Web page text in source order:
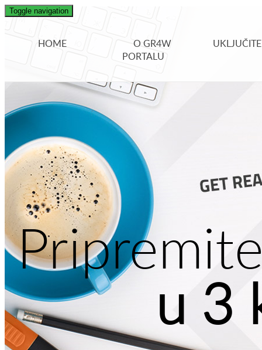
Toggle navigation
HOME
O GR4W
PORTALU
u 3